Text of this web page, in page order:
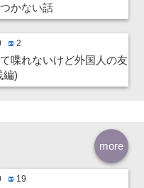
かない話
hatenabookmark2
喋れないけど外国人の友
編)
more
hatenabookmark 19